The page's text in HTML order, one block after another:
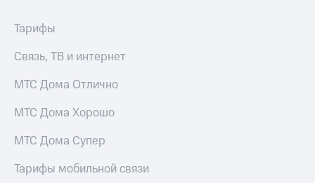
капитал
и
Рынок
Описание
Программа
Тарифы
Связь, ТВ и интернет
МТС Дома Отлично
МТС Дома Хорошо
МТС Дома Супер
Тарифы мобильной связи